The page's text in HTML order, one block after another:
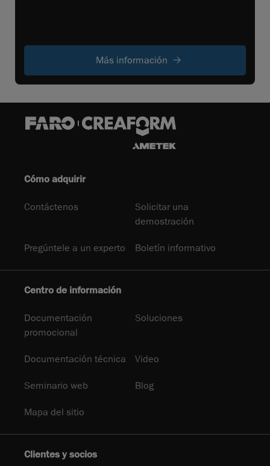
Más información
Cómo adquirir
Contáctenos
Solicitar una
demostración
Pregúntele a un experto Boletín informativo
Centro de información
Documentación
promocional
Soluciones
Documentación técnica Video
Seminario web Blog
Mapa del sitio
Clientes y socios